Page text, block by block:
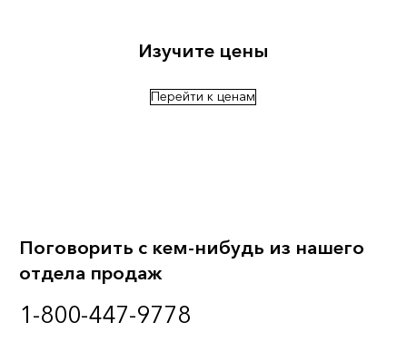
Изучите цены
Перейти к ценам
Поговорить с кем-нибудь из нашего
отдела продаж
1-800-447-9778